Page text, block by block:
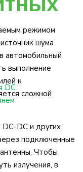
DC
режимом
шума.
автомобильный
выполнение
к
сложной
DC и других
подключенные
Чтобы
излучения, в